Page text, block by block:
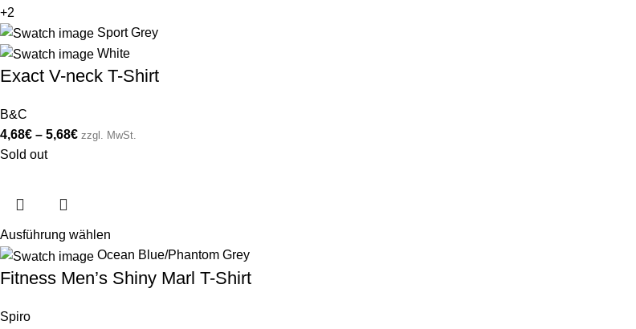
+2
Sport Grey
White
Exact V-neck T-Shirt
B&C
4,68€ – 5,68€ zzgl. MwSt.
Sold out
Ausführung wählen
Ocean Blue/Phantom Grey
Fitness Men’s Shiny Marl T-Shirt
Spiro